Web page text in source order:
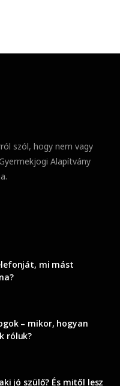
szól, hogy nem vagy
Alapítvány
mi mást
– mikor, hogyan
róluk?
jó szülő? És mitől lesz